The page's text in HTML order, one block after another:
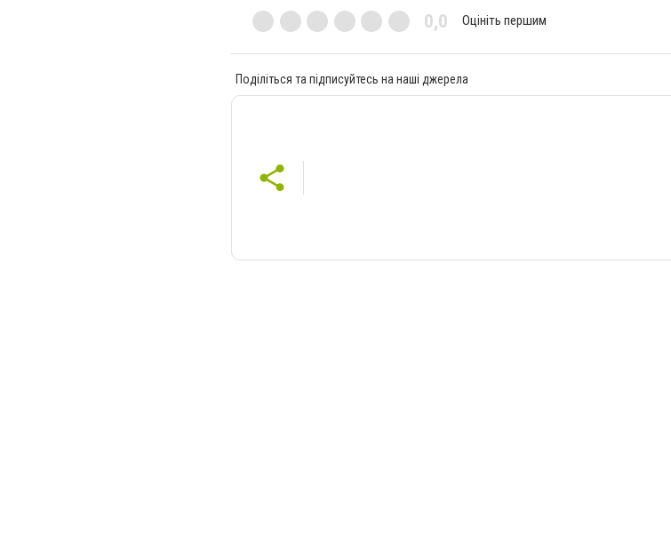
0,0 Оцініть першим
Поділіться та підписуйтесь на наші джерела